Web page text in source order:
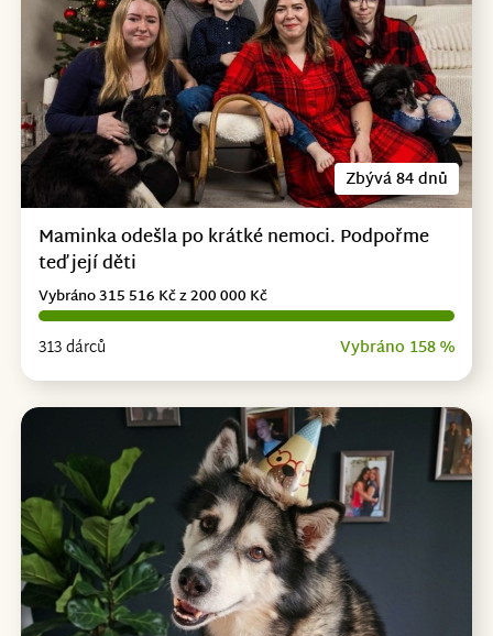
Zbývá 84 dnů
Maminka odešla po krátké nemoci. Podpořme
teď její děti
313 dárců Vybráno 158 %
Vybráno 315 516 Kč z 200 000 Kč